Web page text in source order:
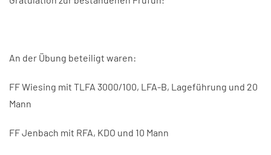
An der Übung beteiligt waren:
FF Wiesing mit TLFA 3000/100, LFA-B, Lageführung und 20
Mann
FF Jenbach mit RFA, KDO und 10 Mann